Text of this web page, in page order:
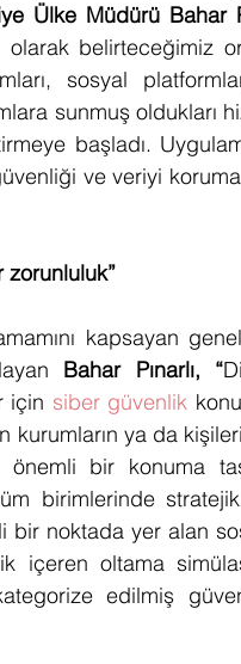
Ülke Müdürü Bahar
olarak belirteceğimiz
sosyal
sunmuş oldukları
başladı.
ve veriyi
zorunluluk”
kapsayan
Bahar Pınarlı, “
için siber güvenlik
kurumların ya da
bir konuma
birimlerinde
bir noktada yer alan
içeren oltama
edilmiş